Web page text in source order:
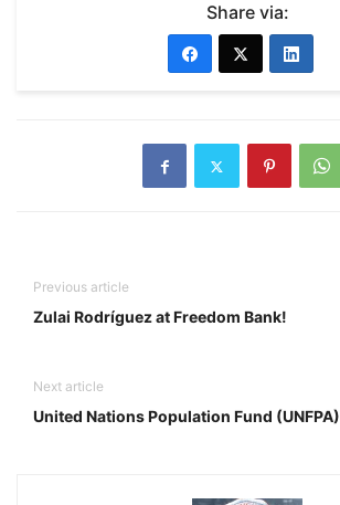
Share via:
Previous article
Zulai Rodríguez at Freedom Bank!
Next article
United Nations Population Fund (UNFPA)